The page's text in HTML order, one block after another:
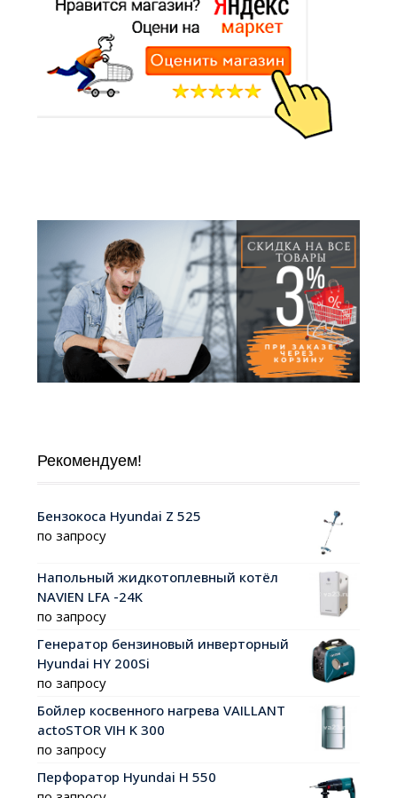
Рекомендуем!
Бензокоса Hyundai Z 525
по запросу
Напольный жидкотоплевный котёл
NAVIEN LFA -24K
по запросу
Генератор бензиновый инверторный
Hyundai HY 200Si
по запросу
Бойлер косвенного нагрева VAILLANT
actoSTOR VIH K 300
по запросу
Перфоратор Hyundai H 550